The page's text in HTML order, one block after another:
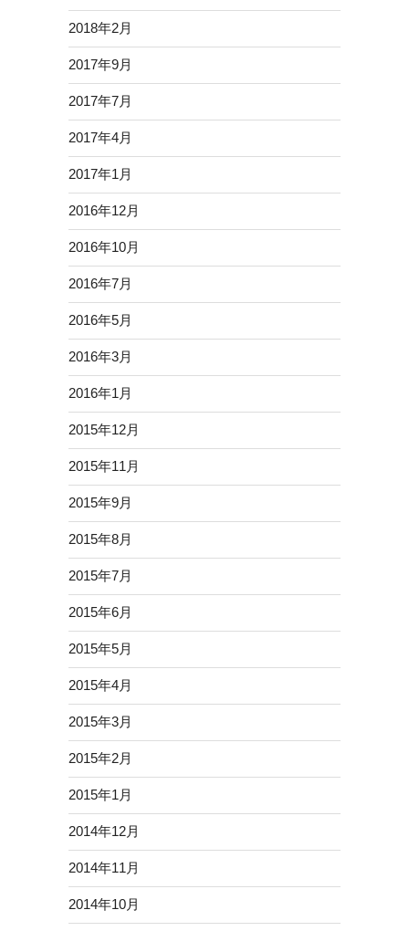
2018年2月
2017年9月
2017年7月
2017年4月
2017年1月
2016年12月
2016年10月
2016年7月
2016年5月
2016年3月
2016年1月
2015年12月
2015年11月
2015年9月
2015年8月
2015年7月
2015年6月
2015年5月
2015年4月
2015年3月
2015年2月
2015年1月
2014年12月
2014年11月
2014年10月